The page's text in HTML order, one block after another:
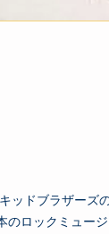
ッドブラザーズの
ロックミュージ